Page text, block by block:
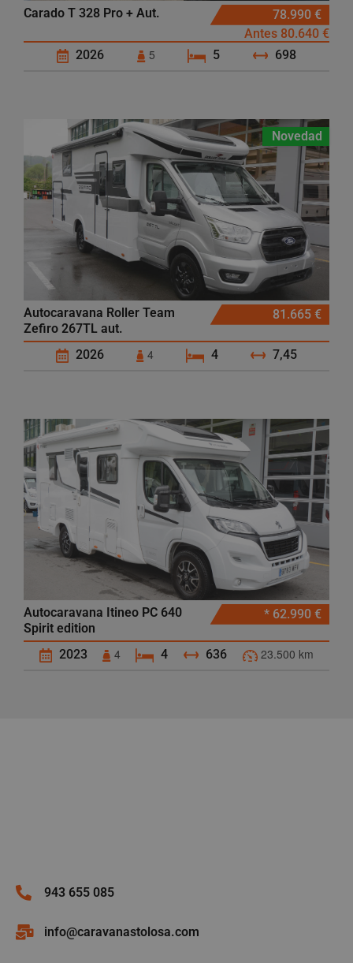
Carado T 328 Pro + Aut.
78.990 €
Antes 80.640 €
2026
5 5 698
Novedad
Autocaravana Roller Team
Zefiro 267TL aut.
81.665 €
2026 4 4 7,45
Autocaravana Itineo PC 640
Spirit edition
* 62.990 €
2023 4 4 636 23.500 km
943 655 085
info@caravanastolosa.com